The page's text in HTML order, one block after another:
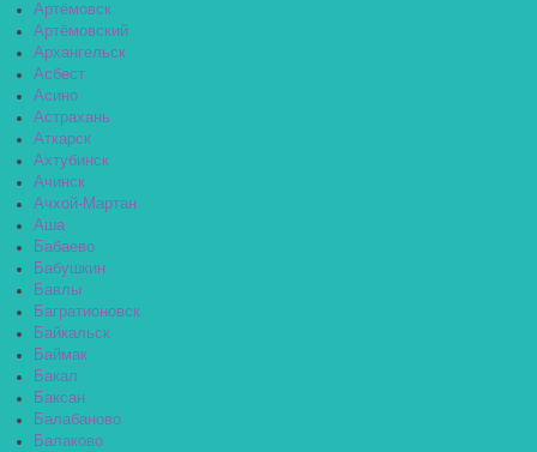
Артёмовск
Артёмовский
Архангельск
Асбест
Асино
Астрахань
Аткарск
Ахтубинск
Ачинск
Ачхой-Мартан
Аша
Бабаево
Бабушкин
Бавлы
Багратионовск
Байкальск
Баймак
Бакал
Баксан
Балабаново
Балаково